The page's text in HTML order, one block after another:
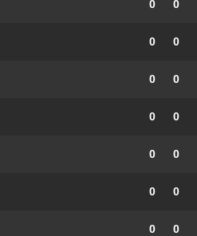
0 0
0 0
0 0
0 0
0 0
0 0
0 0